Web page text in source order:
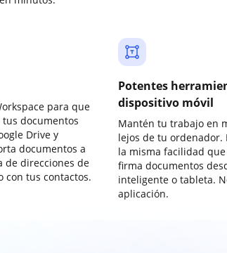
para que
documentos
Drive y
documentos a
de direcciones de
con tus contactos.
Potentes
dispositivo móvil
Mantén tu trabajo en
lejos de tu ordenador.
la misma facilidad
firma documentos
inteligente o tableta.
aplicación.